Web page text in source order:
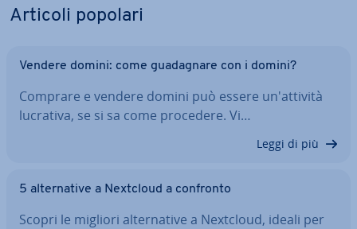
Articoli popolari
Vendere domini: come gua­da­gna­re con i domini?
Comprare e vendere domini può essere un'at­ti­vi­tà
lucrativa, se si sa come procedere. Vi…
Leggi di più
5 al­ter­na­ti­ve a Nextcloud a confronto
Scopri le migliori al­ter­na­ti­ve a Nextcloud, ideali per